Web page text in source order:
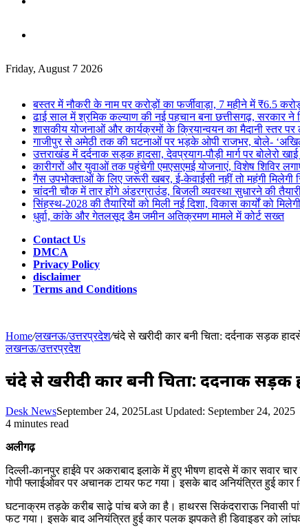
for
Friday, August 7 2026
बस्तर में नौकरी के नाम पर करोड़ों का फर्जीवाड़ा, 7 महीने में ₹6.5
ढाई साल में श्रमिक कल्याण की नई पहचान बना छत्तीसगढ़, सरकार ने
शासकीय योजनाओं और कार्यक्रमों के क्रियान्वयन का मैदानी स्तर पर
गाजीपुर से अमेठी तक की घटनाओं पर भड़के ओपी राजभर, बोले-
उत्तराखंड में दर्दनाक सड़क हादसा, देवप्रयाग-पौड़ी मार्ग पर बोलेरो
कारीगरों और युवाओं तक पहुंचेगी एमएसएमई योजनाएं, विशेष शिविर
गैस उपभोक्ताओं के लिए जरूरी खबर, ई-केवाईसी नहीं तो महंगी मिलेगी
चांदनी चौक में तार होंगे अंडरग्राउंड, बिजली व्यवस्था सुधारने की
सिंहस्थ-2028 की तैयारियों को मिली नई दिशा, विकास कार्यों को
धुर्वा, कांके और गेतलसूद डैम जमीन अतिक्रमण मामले में कोर्ट सख्त
Contact Us
DMCA
Privacy Policy
disclaimer
Terms and Conditions
Home/लखनऊ/उत्तरप्रदेश/चंदे से खरीदी कार बनी चिता: दर्दनाक सड़क
लखनऊ/उत्तरप्रदेश
चंदे से खरीदी कार बनी चिता: दर्दनाक सड़क
Desk NewsSeptember 24, 2025Last Updated: September 24, 2025
4 minutes read
अलीगढ़
दिल्ली-कानपुर हाईवे पर अकराबाद इलाके में हुए भीषण हादसे में कार
गोपी फ्लाईओवर पर अचानक टायर फट गया। इसके बाद अनियंत्रित हुई कार
घटनाक्रम तड़के करीब साढ़े पांच बजे का है। हाथरस सिकंदराराऊ निवासी
फट गया। इसके बाद अनियंत्रित हुई कार पलक झपकते ही डिवाइडर को